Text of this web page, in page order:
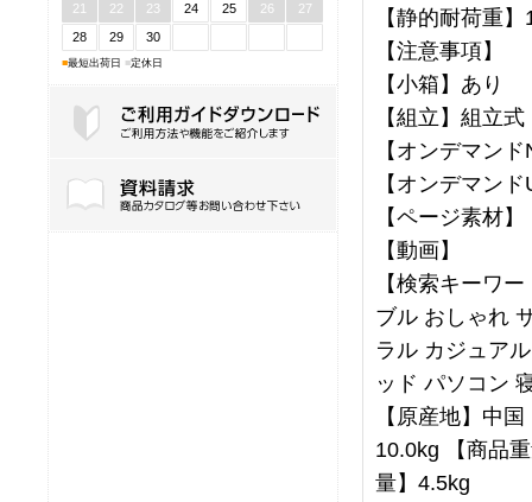
21
22 23 24 25 26
27
28
29 30
■最短出荷日 ■定休日
【静的耐荷重
【注意事項】
【小箱】あり
【組立】組立式
【オンデマン
【オンデマン
【ページ素材】
【動画】
【検索キーワ
ブル おしゃれ
ラル カジュア
ッド パソコン
【原産地】中
10.0kg 【商品
量】4.5kg